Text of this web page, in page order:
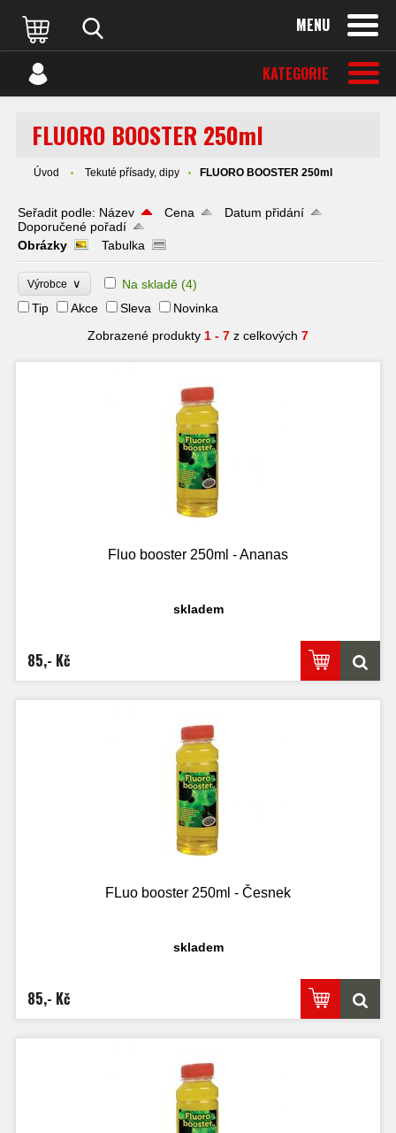
MENU
KATEGORIE
FLUORO BOOSTER 250ml
Úvod Tekuté přísady, dipy FLUORO BOOSTER 250ml
Seřadit podle: Název Cena
Datum přidání
Doporučené pořadí
Obrázky
Tabulka
Výrobce ∨ Na skladě (4)
Tip
Akce Sleva
Novinka
Zobrazené produkty 1 - 7 z celkových 7
Fluo booster 250ml - Ananas
skladem
85,- Kč
FLuo booster 250ml - Česnek
skladem
85,- Kč